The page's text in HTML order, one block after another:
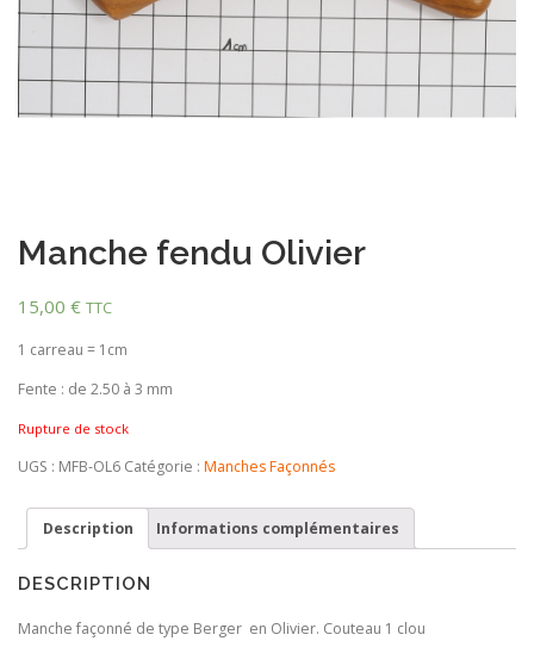
Manche fendu Olivier
15,00 € TTC
1 carreau = 1cm
Fente : de 2.50 à 3 mm
Rupture de stock
UGS : MFB-OL6 Catégorie : Manches Façonnés
Description Informations complémentaires
DESCRIPTION
Manche façonné de type Berger en Olivier. Couteau 1 clou